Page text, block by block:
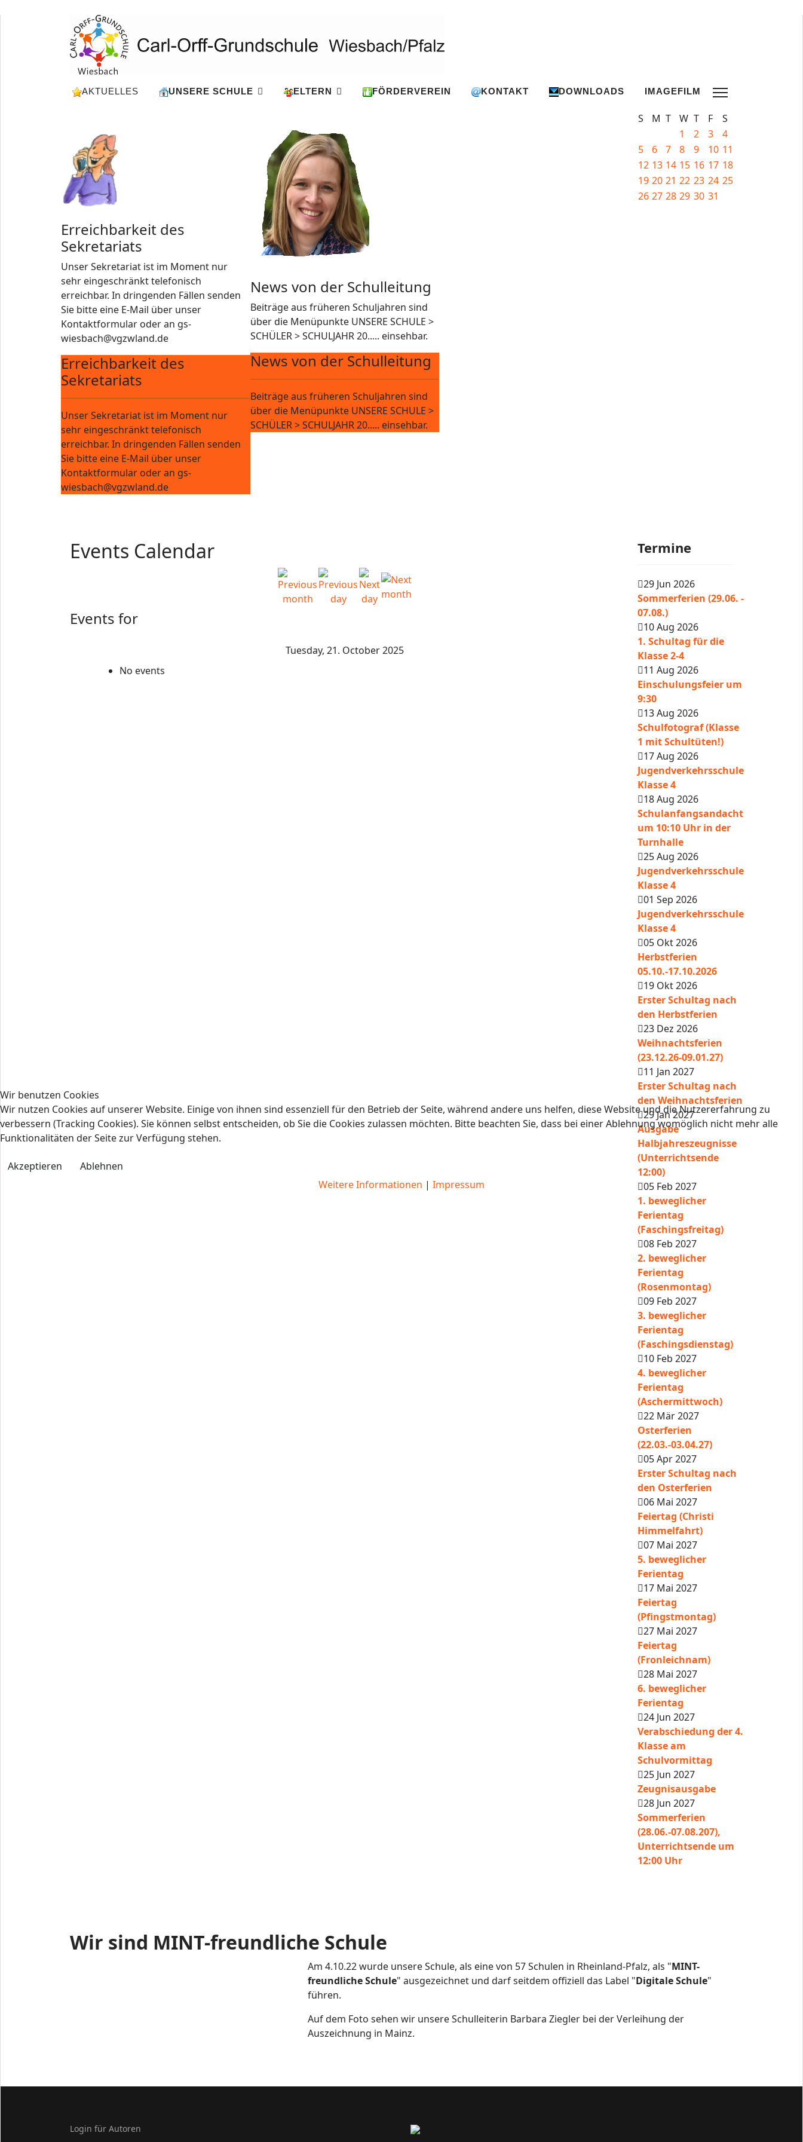
AKTUELLES UNSERE SCHULE ELTERN FÖRDERVEREIN KONTAKT DOWNLOADS IMAGEFILM
Erreichbarkeit des
Sekretariats
Unser Sekretariat ist im Moment nur
sehr eingeschränkt telefonisch
erreichbar. In dringenden Fällen senden
Sie bitte eine E-Mail über unser
Kontaktformular oder an gs-
wiesbach@vgzwland.de
Erreichbarkeit des
Sekretariats
Unser Sekretariat ist im Moment nur
sehr eingeschränkt telefonisch
erreichbar. In dringenden Fällen senden
Sie bitte eine E-Mail über unser
Kontaktformular oder an gs-
wiesbach@vgzwland.de
News von der Schulleitung
Beiträge aus früheren Schuljahren sind
über die Menüpunkte UNSERE SCHULE >
SCHÜLER > SCHULJAHR 20..... einsehbar.
News von der Schulleitung
Beiträge aus früheren Schuljahren sind
über die Menüpunkte UNSERE SCHULE >
SCHÜLER > SCHULJAHR 20..... einsehbar.
S M T W T F
S
1
2 3
4
5
6 7 8 9 10 11
12 13 14 15 16 17 18
19 20 21 22 23 24 25
26 27 28 29 30 31
Events Calendar
Events for
Tuesday, 21. October 2025
No events
Termine
29 Jun 2026
Sommerferien (29.06. -
07.08.)
10 Aug 2026
1. Schultag für die
Klasse 2-4
11 Aug 2026
Einschulungsfeier um
9:30
13 Aug 2026
Schulfotograf (Klasse
1 mit Schultüten!)
17 Aug 2026
Jugendverkehrsschule
Klasse 4
18 Aug 2026
Schulanfangsandacht
um 10:10 Uhr in der
Turnhalle
25 Aug 2026
Jugendverkehrsschule
Klasse 4
01 Sep 2026
Jugendverkehrsschule
Klasse 4
05 Okt 2026
Herbstferien
05.10.-17.10.2026
19 Okt 2026
Erster Schultag nach
den Herbstferien
23 Dez 2026
Weihnachtsferien
(23.12.26-09.01.27)
11 Jan 2027
Erster Schultag nach
den Weihnachtsferien
29 Jan 2027
Ausgabe
Halbjahreszeugnisse
(Unterrichtsende
12:00)
05 Feb 2027
1. beweglicher
Ferientag
(Faschingsfreitag)
08 Feb 2027
2. beweglicher
Ferientag
(Rosenmontag)
09 Feb 2027
3. beweglicher
Ferientag
(Faschingsdienstag)
10 Feb 2027
4. beweglicher
Ferientag
(Aschermittwoch)
22 Mär 2027
Osterferien
(22.03.-03.04.27)
05 Apr 2027
Erster Schultag nach
den Osterferien
06 Mai 2027
Feiertag (Christi
Himmelfahrt)
07 Mai 2027
5. beweglicher
Ferientag
17 Mai 2027
Feiertag
(Pfingstmontag)
27 Mai 2027
Feiertag
(Fronleichnam)
28 Mai 2027
6. beweglicher
Ferientag
24 Jun 2027
Verabschiedung der 4.
Klasse am
Schulvormittag
25 Jun 2027
Zeugnisausgabe
28 Jun 2027
Sommerferien
(28.06.-07.08.207),
Unterrichtsende um
12:00 Uhr
Wir sind MINT-freundliche Schule
Am 4.10.22 wurde unsere Schule, als eine von 57 Schulen in Rheinland-Pfalz, als "MINT-
freundliche Schule" ausgezeichnet und darf seitdem offiziell das Label "Digitale Schule"
führen.
Auf dem Foto sehen wir unsere Schulleiterin Barbara Ziegler bei der Verleihung der
Auszeichnung in Mainz.
Login für Autoren
Wir benutzen Cookies
Wir nutzen Cookies auf unserer Website. Einige von ihnen sind essenziell für den Betrieb der Seite, während andere uns helfen, diese Website und die Nutzererfahrung zu
verbessern (Tracking Cookies). Sie können selbst entscheiden, ob Sie die Cookies zulassen möchten. Bitte beachten Sie, dass bei einer Ablehnung womöglich nicht mehr alle
Funktionalitäten der Seite zur Verfügung stehen.
Akzeptieren
Ablehnen
Weitere Informationen | Impressum